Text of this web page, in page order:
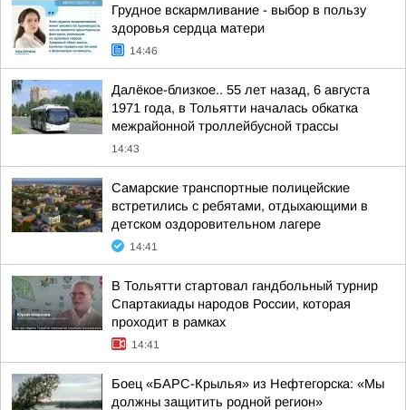
Грудное вскармливание - выбор в пользу
здоровья сердца матери
14:46
Далёкое-близкое.. 55 лет назад, 6 августа
1971 года, в Тольятти началась обкатка
межрайонной троллейбусной трассы
14:43
Самарские транспортные полицейские
встретились с ребятами, отдыхающими в
детском оздоровительном лагере
14:41
В Тольятти стартовал гандбольный турнир
Спартакиады народов России, которая
проходит в рамках
14:41
Боец «БАРС-Крылья» из Нефтегорска: «Мы
должны защитить родной регион»